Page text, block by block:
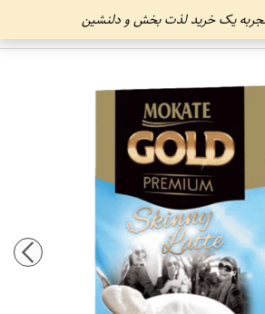
تجربه یک خرید لذت بخش و دلنشین